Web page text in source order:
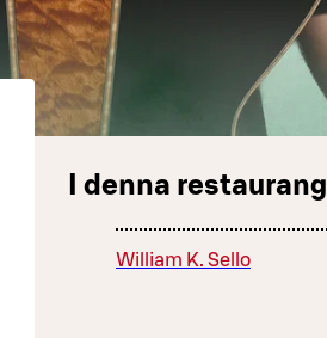
I denna restaurang
William K. Sello